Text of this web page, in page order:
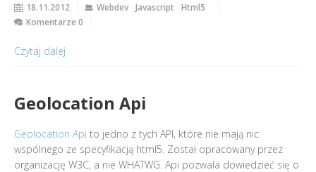
18.11.2012 Webdev Javascript
Html5
Komentarze 0
Czytaj dalej
Geolocation Api
Geolocation Api to jedno z tych API, które nie mają nic
wspólnego ze specyfikacją html5. Został opracowany przez
organizację W3C, a nie WHATWG. Api pozwala dowiedzieć się o